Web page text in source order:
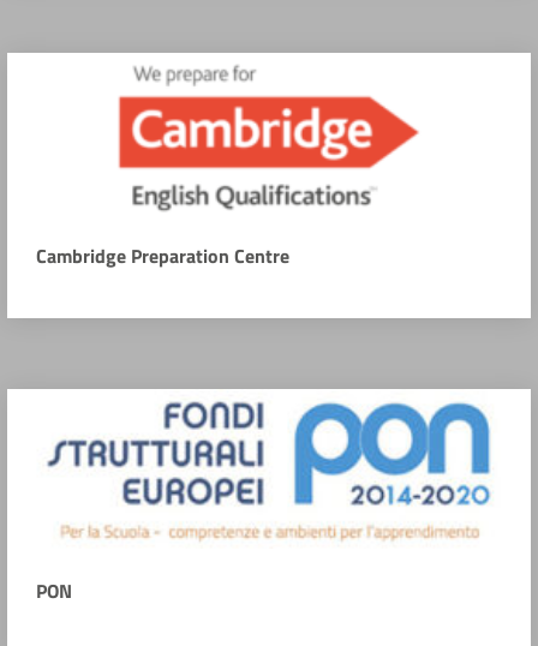
Cambridge Preparation Centre
PON